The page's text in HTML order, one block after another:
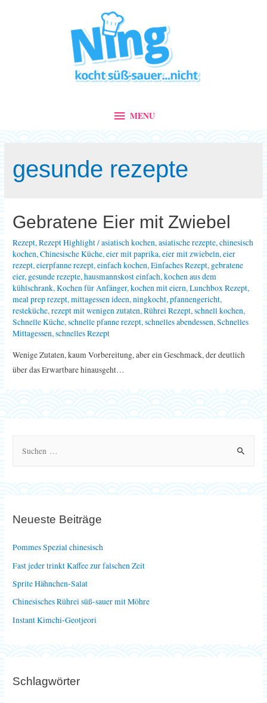
MENU
MENU
gesunde rezepte
Gebratene Eier mit Zwiebel
Rezept,Rezept Highlight/asiatisch kochen,asiatische rezepte,chinesisch
kochen,Chinesische Küche,eier mit paprika,eier mit zwiebeln,eier
rezept,eierpfanne rezept,einfach kochen,Einfaches Rezept, gebratene
eier, gesunde rezepte,hausmannskost einfach,kochen aus dem
kühlschrank,Kochen für Anfänger,kochen mit eiern,Lunchbox Rezept,
meal prep rezept,mittagessen ideen,ningkocht,pfannengericht,
resteküche,rezept mit wenigen zutaten,Rührei Rezept,schnell kochen,
Schnelle Küche,schnelle pfanne rezept,schnelles abendessen,Schnelles
Mittagessen,schnelles Rezept
Wenige Zutaten, kaum Vorbereitung, aber ein Geschmack, der deutlich
über das Erwartbare hinausgeht…
n
c
h
:
Neueste Beiträge
Pommes Spezial chinesisch
Fast jeder trinkt Kaffee zur falschen Zeit
Sprite Hähnchen-Salat
Chinesisches Rührei süß-sauer mit Möhre
Instant Kimchi-Geotjeori
Schlagwörter